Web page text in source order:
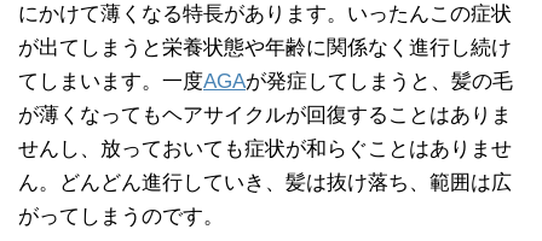
にかけて薄くなる特長があります。いったんこの症状
が出てしまうと栄養状態や年齢に関係なく進行し続け
てしまいます。一度AGAが発症してしまうと、髪の毛
が薄くなってもヘアサイクルが回復することはありま
せんし、放っておいても症状が和らぐことはありませ
ん。どんどん進行していき、髪は抜け落ち、範囲は広
がってしまうのです。